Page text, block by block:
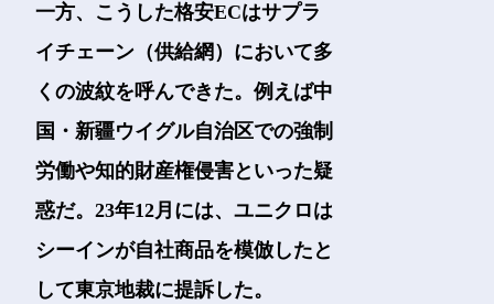
一方、こうした格安ECはサプラ
イチェーン（供給網）において多
くの波紋を呼んできた。例えば中
国・新疆ウイグル自治区での強制
労働や知的財産権侵害といった疑
惑だ。23年12月には、ユニクロは
シーインが自社商品を模倣したと
して東京地裁に提訴した。